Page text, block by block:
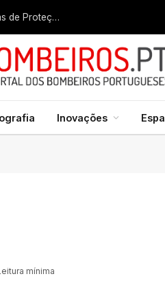
Liga dos Bombeiros quer fazer nascer licenciatura em Ciências de Proteção Civil e Bombeiros
Inovações
mínima